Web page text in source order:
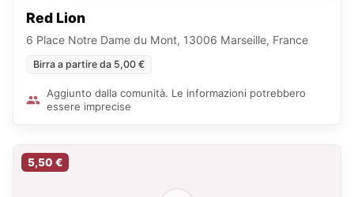
Red Lion
6 Place Notre Dame du Mont, 13006 Marseille, France
Birra a partire da 5,00 €
Aggiunto dalla comunità. Le informazioni potrebbero
essere imprecise
5,50 €